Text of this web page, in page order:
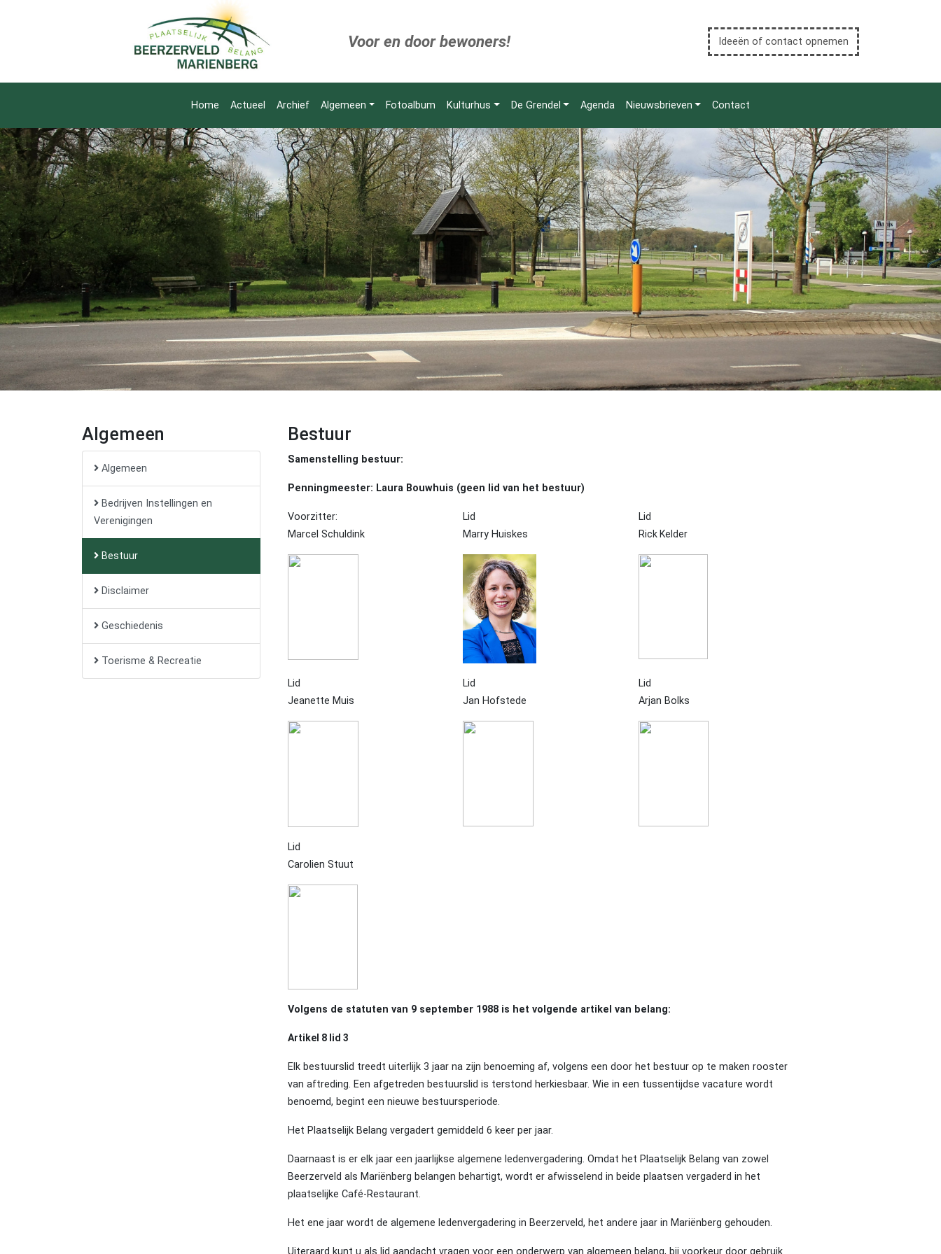
Voor en door bewoners! Ideeën of contact opnemen
Home Actueel Archief Algemeen Fotoalbum Kulturhus De Grendel Agenda Nieuwsbrieven Contact
Algemeen
Algemeen
Bedrijven Instellingen en
Verenigingen
Bestuur
Disclaimer
Geschiedenis
Toerisme & Recreatie
Bestuur
Samenstelling bestuur:
Penningmeester: Laura Bouwhuis (geen lid van het bestuur)
Voorzitter:
Marcel Schuldink
Lid
Marry Huiskes
Lid
Rick Kelder
Lid
Jeanette Muis
Lid
Jan Hofstede
Lid
Arjan Bolks
Lid
Carolien Stuut
Volgens de statuten van 9 september 1988 is het volgende artikel van belang:
Artikel 8 lid 3
Elk bestuurslid treedt uiterlijk 3 jaar na zijn benoeming af, volgens een door het bestuur op te maken rooster
van aftreding. Een afgetreden bestuurslid is terstond herkiesbaar. Wie in een tussentijdse vacature wordt
benoemd, begint een nieuwe bestuursperiode.
Het Plaatselijk Belang vergadert gemiddeld 6 keer per jaar.
Daarnaast is er elk jaar een jaarlijkse algemene ledenvergadering. Omdat het Plaatselijk Belang van zowel
Beerzerveld als Mariënberg belangen behartigt, wordt er afwisselend in beide plaatsen vergaderd in het
plaatselijke Café-Restaurant.
Het ene jaar wordt de algemene ledenvergadering in Beerzerveld, het andere jaar in Mariënberg gehouden.